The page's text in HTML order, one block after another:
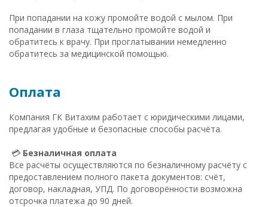
При попадании на кожу промойте водой с мылом. При
попадании в глаза тщательно промойте водой и
обратитесь к врачу. При проглатывании немедленно
обратитесь за медицинской помощью.
Оплата
Компания ГК Витахим работает с юридическими лицами,
предлагая удобные и безопасные способы расчёта.
💳 Безналичная оплата
Все расчёты осуществляются по безналичному расчёту с
предоставлением полного пакета документов: счёт,
договор, накладная, УПД. По договорённости возможна
отсрочка платежа до 90 дней.